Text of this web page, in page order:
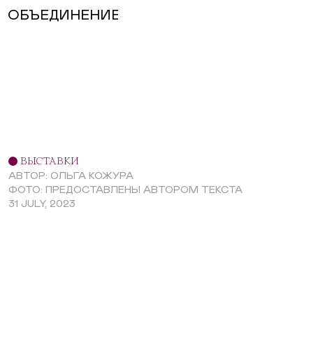
ОБЪЕДИНЕНИЕ
ВЫСТАВКИ
АВТОР: ОЛЬГА КОЖУРА
ФОТО: ПРЕДОСТАВЛЕНЫ АВТОРОМ ТЕКСТА
31 JULY, 2023